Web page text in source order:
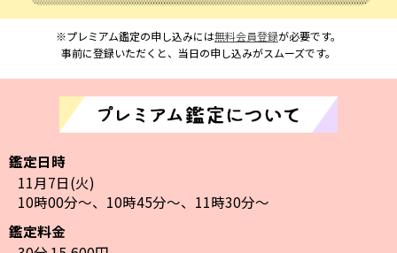
※プレミアム鑑定の申し込みには無料会員登録が必要です。
事前に登録いただくと、当日の申し込みがスムーズです。
鑑定日時
11月7日(火)
10時00分～、10時45分～、11時30分～
鑑定料金